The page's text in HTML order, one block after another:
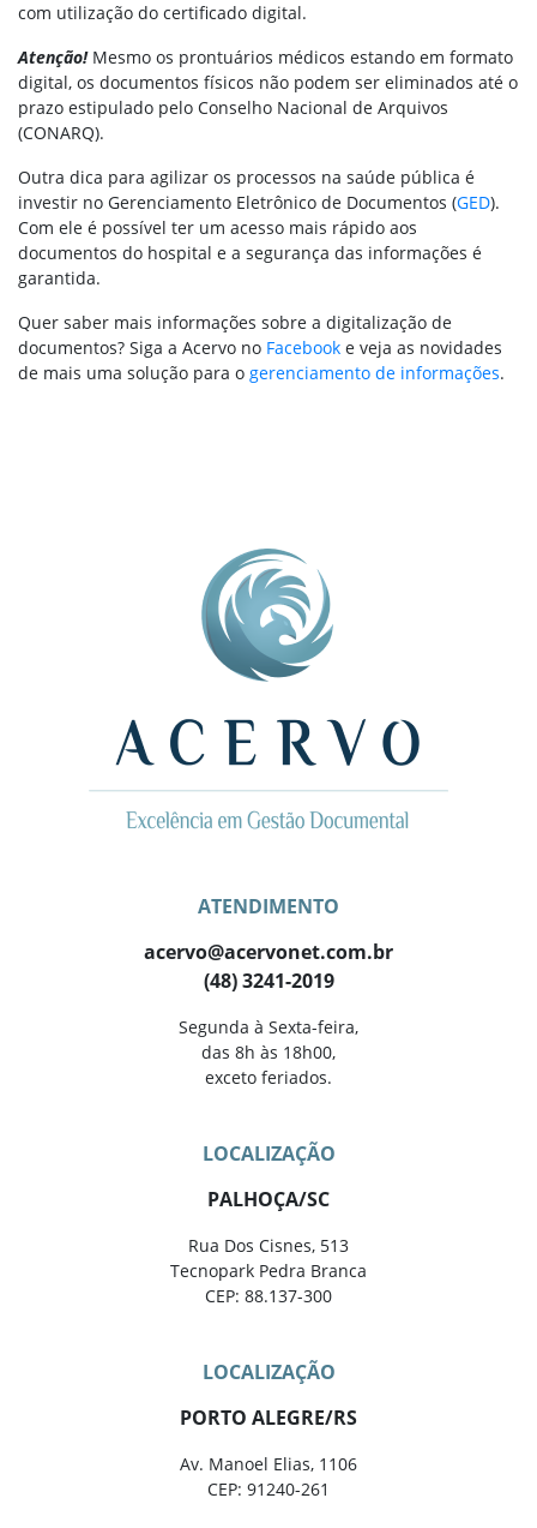
com utilização do certificado digital.
Atenção! Mesmo os prontuários médicos estando em formato
digital, os documentos físicos não podem ser eliminados até o
prazo estipulado pelo Conselho Nacional de Arquivos
(CONARQ).
Outra dica para agilizar os processos na saúde pública é
investir no Gerenciamento Eletrônico de Documentos (GED).
Com ele é possível ter um acesso mais rápido aos
documentos do hospital e a segurança das informações é
garantida.
Quer saber mais informações sobre a digitalização de
documentos? Siga a Acervo no Facebook e veja as novidades
de mais uma solução para o gerenciamento de informações.
ATENDIMENTO
acervo@acervonet.com.br
(48) 3241-2019
Segunda à Sexta-feira,
das 8h às 18h00,
exceto feriados.
LOCALIZAÇÃO
PALHOÇA/SC
Rua Dos Cisnes, 513
Tecnopark Pedra Branca
CEP: 88.137-300
LOCALIZAÇÃO
PORTO ALEGRE/RS
Av. Manoel Elias, 1106
CEP: 91240-261